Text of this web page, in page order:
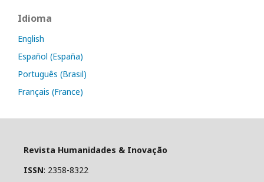
Idioma
English
Español (España)
Português (Brasil)
Français (France)
Revista Humanidades & Inovação
ISSN: 2358-8322